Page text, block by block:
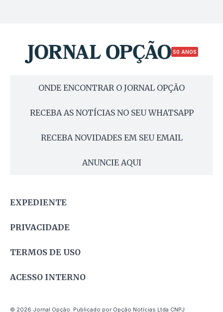
50 ANOS
ONDE ENCONTRAR O JORNAL OPÇÃO
RECEBA AS NOTÍCIAS NO SEU WHATSAPP
RECEBA NOVIDADES EM SEU EMAIL
ANUNCIE AQUI
EXPEDIENTE
PRIVACIDADE
TERMOS DE USO
ACESSO INTERNO
© 2026 Jornal Opção. Publicado por Opção Notícias Ltda CNPJ